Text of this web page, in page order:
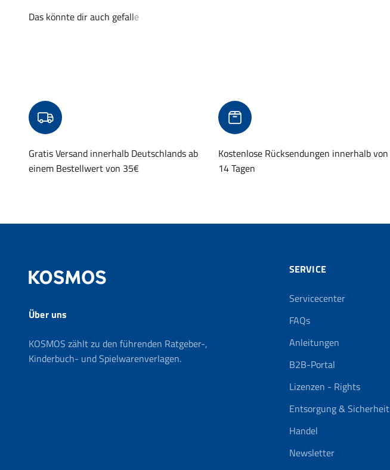
Gratis Versand innerhalb Deutschlands ab
einem Bestellwert von 35€
Kostenlose Rücksendungen innerhalb von
14 Tagen
Über uns
KOSMOS zählt zu den führenden Ratgeber-,
Kinderbuch- und Spielwarenverlagen.
SERVICE
Servicecenter
FAQs
Anleitungen
B2B-Portal
Lizenzen - Rights
Entsorgung & Sicherheit
Handel
Newsletter